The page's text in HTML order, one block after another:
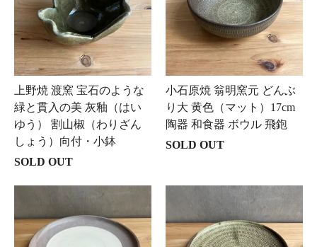
上野焼 渡窯 宝石のような
緑と貫入の美 灰釉（はい
ゆう） 割山椒（わりざん
しょう）向付・小鉢
SOLD OUT
小石原焼 翁明窯元 どんぶ
り大 黄色（マット）17cm
陶器 和食器 ボウル 飛鉋
SOLD OUT